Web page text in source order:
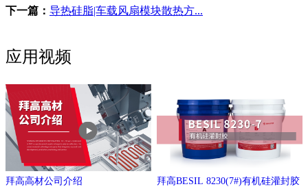
下一篇： 导热硅脂|车载风扇模块散热方...
应用视频
拜高高材公司介绍 拜高BESIL 8230(7#)有机硅灌封胶